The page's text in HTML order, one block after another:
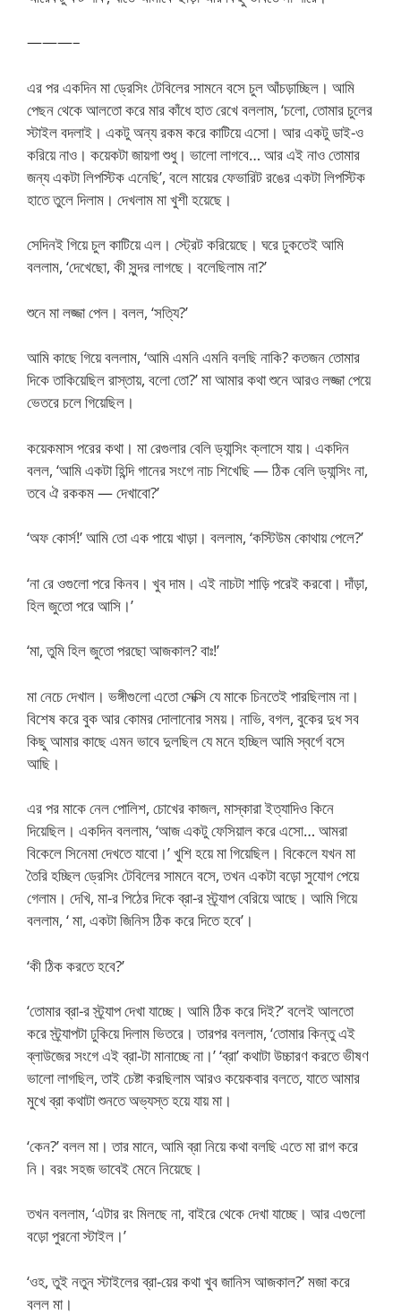
———–
এর পর একদিন মা ড্রেসিং টেবিলের সামনে বসে চুল আঁচড়াচ্ছিল। আমি
পেছন থেকে আলতো করে মার কাঁধে হাত রেখে বললাম, ‘চলো, তোমার চুলের
স্টাইল বদলাই। একটু অন্য রকম করে কাটিয়ে এসো। আর একটু ডাই-ও
করিয়ে নাও। কয়েকটা জায়গা শুধু। ভালো লাগবে… আর এই নাও তোমার
জন্য একটা লিপস্টিক এনেছি’, বলে মায়ের ফেভারিট রঙের একটা লিপস্টিক
হাতে তুলে দিলাম। দেখলাম মা খুশী হয়েছে।
সেদিনই গিয়ে চুল কাটিয়ে এল। স্ট্রেট করিয়েছে। ঘরে ঢুকতেই আমি
বললাম, ‘দেখেছো, কী সুন্দর লাগছে। বলেছিলাম না?’
শুনে মা লজ্জা পেল। বলল, ‘সত্যি?’
আমি কাছে গিয়ে বললাম, ‘আমি এমনি এমনি বলছি নাকি? কতজন তোমার
দিকে তাকিয়েছিল রাস্তায়, বলো তো?’ মা আমার কথা শুনে আরও লজ্জা পেয়ে
ভেতরে চলে গিয়েছিল।
কয়েকমাস পরের কথা। মা রেগুলার বেলি ড্যান্সিং ক্লাসে যায়। একদিন
বলল, ‘আমি একটা হিন্দি গানের সংগে নাচ শিখেছি — ঠিক বেলি ড্যান্সিং না,
তবে ঐ রককম — দেখাবো?’
‘অফ কোর্স!’ আমি তো এক পায়ে খাড়া। বললাম, ‘কস্টিউম কোথায় পেলে?’
‘না রে ওগুলো পরে কিনব। খুব দাম। এই নাচটা শাড়ি পরেই করবো। দাঁড়া,
হিল জুতো পরে আসি।’
‘মা, তুমি হিল জুতো পরছো আজকাল? বাঃ!’
মা নেচে দেখাল। ভঙ্গীগুলো এতো সেক্সি যে মাকে চিনতেই পারছিলাম না।
বিশেষ করে বুক আর কোমর দোলানোর সময়। নাভি, বগল, বুকের দুধ সব
কিছু আমার কাছে এমন ভাবে দুলছিল যে মনে হচ্ছিল আমি স্বর্গে বসে
আছি।
এর পর মাকে নেল পোলিশ, চোখের কাজল, মাস্কারা ইত্যাদিও কিনে
দিয়েছিল। একদিন বললাম, ‘আজ একটু ফেসিয়াল করে এসো… আমরা
বিকেলে সিনেমা দেখতে যাবো।’ খুশি হয়ে মা গিয়েছিল। বিকেলে যখন মা
তৈরি হচ্ছিল ড্রেসিং টেবিলের সামনে বসে, তখন একটা বড়ো সুযোগ পেয়ে
গেলাম। দেখি, মা-র পিঠের দিকে ব্রা-র স্ট্র্যাপ বেরিয়ে আছে। আমি গিয়ে
বললাম, ‘ মা, একটা জিনিস ঠিক করে দিতে হবে’।
‘কী ঠিক করতে হবে?’
‘তোমার ব্রা-র স্ট্র্যাপ দেখা যাচ্ছে। আমি ঠিক করে দিই?’ বলেই আলতো
করে স্ট্র্যাপটা ঢুকিয়ে দিলাম ভিতরে। তারপর বললাম, ‘তোমার কিন্তু এই
ব্লাউজের সংগে এই ব্রা-টা মানাচ্ছে না।’ ‘ব্রা’ কথাটা উচ্চারণ করতে ভীষণ
ভালো লাগছিল, তাই চেষ্টা করছিলাম আরও কয়েকবার বলতে, যাতে আমার
মুখে ব্রা কথাটা শুনতে অভ্যস্ত হয়ে যায় মা।
‘কেন?’ বলল মা। তার মানে, আমি ব্রা নিয়ে কথা বলছি এতে মা রাগ করে
নি। বরং সহজ ভাবেই মেনে নিয়েছে।
তখন বললাম, ‘এটার রং মিলছে না, বাইরে থেকে দেখা যাচ্ছে। আর এগুলো
বড়ো পুরনো স্টাইল।’
‘ওহ, তুই নতুন স্টাইলের ব্রা-য়ের কথা খুব জানিস আজকাল?’ মজা করে
বলল মা।